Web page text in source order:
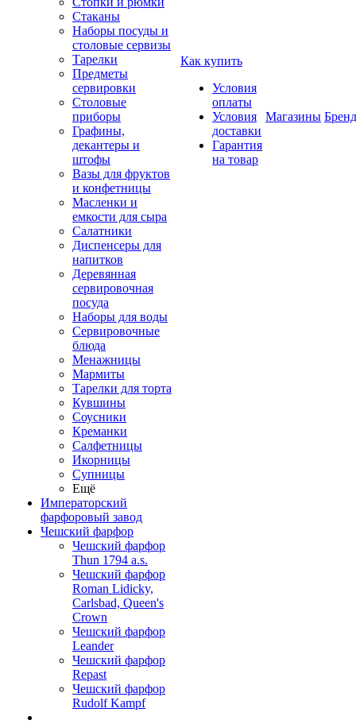
Стаканы
Наборы посуды и
столовые сервизы
Тарелки
Предметы
сервировки
Столовые
приборы
Графины,
декантеры и
штофы
Вазы для фруктов
и конфетницы
Масленки и
емкости для сыра
Салатники
Диспенсеры для
напитков
Деревянная
сервировочная
посуда
Наборы для воды
Сервировочные
блюда
Менажницы
Мармиты
Тарелки для торта
Кувшины
Соусники
Креманки
Салфетницы
Икорницы
Супницы
Ещё
Императорский
фарфоровый завод
Чешский фарфор
Чешский фарфор
Thun 1794 a.s.
Чешский фарфор
Roman Lidicky,
Carlsbad, Queen's
Crown
Чешский фарфор
Leander
Чешский фарфор
Repast
Чешский фарфор
Rudolf Kampf
Как купить
Условия
оплаты
Условия
доставки
Гарантия
на товар
Магазины